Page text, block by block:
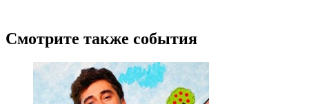
Смотрите также события